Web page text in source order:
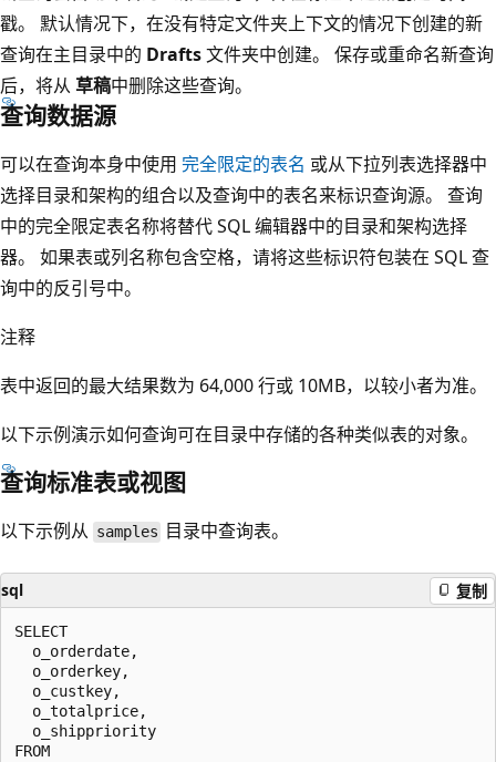
戳。 默认情况下，在没有特定文件夹上下文的情况下创建的新
查询在主目录中的 Drafts文件夹中创建。 保存或重命名新查询
后，将从草稿中删除这些查询。
查询数据源
可以在查询本身中使用 完全限定的表名 或从下拉列表选择器中
选择目录和架构的组合以及查询中的表名来标识查询源。 查询
中的完全限定表名称将替代 SQL 编辑器中的目录和架构选择
器。 如果表或列名称包含空格，请将这些标识符包装在 SQL 查
询中的反引号中。
注释
表中返回的最大结果数为 64,000 行或 10MB，以较小者为准。
以下示例演示如何查询可在目录中存储的各种类似表的对象。
查询标准表或视图
以下示例从 samples 目录中查询表。
sql 复制
SELECT
  o_orderdate,
  o_orderkey,
  o_custkey,
  o_totalprice,
  o_shippriority
FROM